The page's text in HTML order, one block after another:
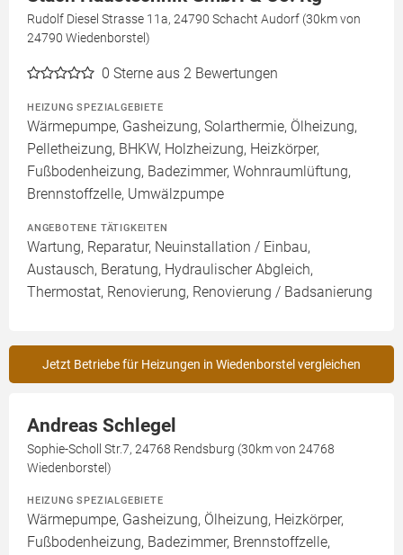
Rudolf Diesel Strasse 11a, 24790 Schacht Audorf (30km von
24790 Wiedenborstel)
0 Sterne aus 2 Bewertungen
HEIZUNG SPEZIALGEBIETE
Wärmepumpe, Gasheizung, Solarthermie, Ölheizung,
Pelletheizung, BHKW, Holzheizung, Heizkörper,
Fußbodenheizung, Badezimmer, Wohnraumlüftung,
Brennstoffzelle, Umwälzpumpe
ANGEBOTENE TÄTIGKEITEN
Wartung, Reparatur, Neuinstallation / Einbau,
Austausch, Beratung, Hydraulischer Abgleich,
Thermostat, Renovierung, Renovierung / Badsanierung
Jetzt Betriebe für Heizungen in Wiedenborstel vergleichen
Andreas Schlegel
Sophie-Scholl Str.7, 24768 Rendsburg (30km von 24768
Wiedenborstel)
HEIZUNG SPEZIALGEBIETE
Wärmepumpe, Gasheizung, Ölheizung, Heizkörper,
Fußbodenheizung, Badezimmer, Brennstoffzelle,